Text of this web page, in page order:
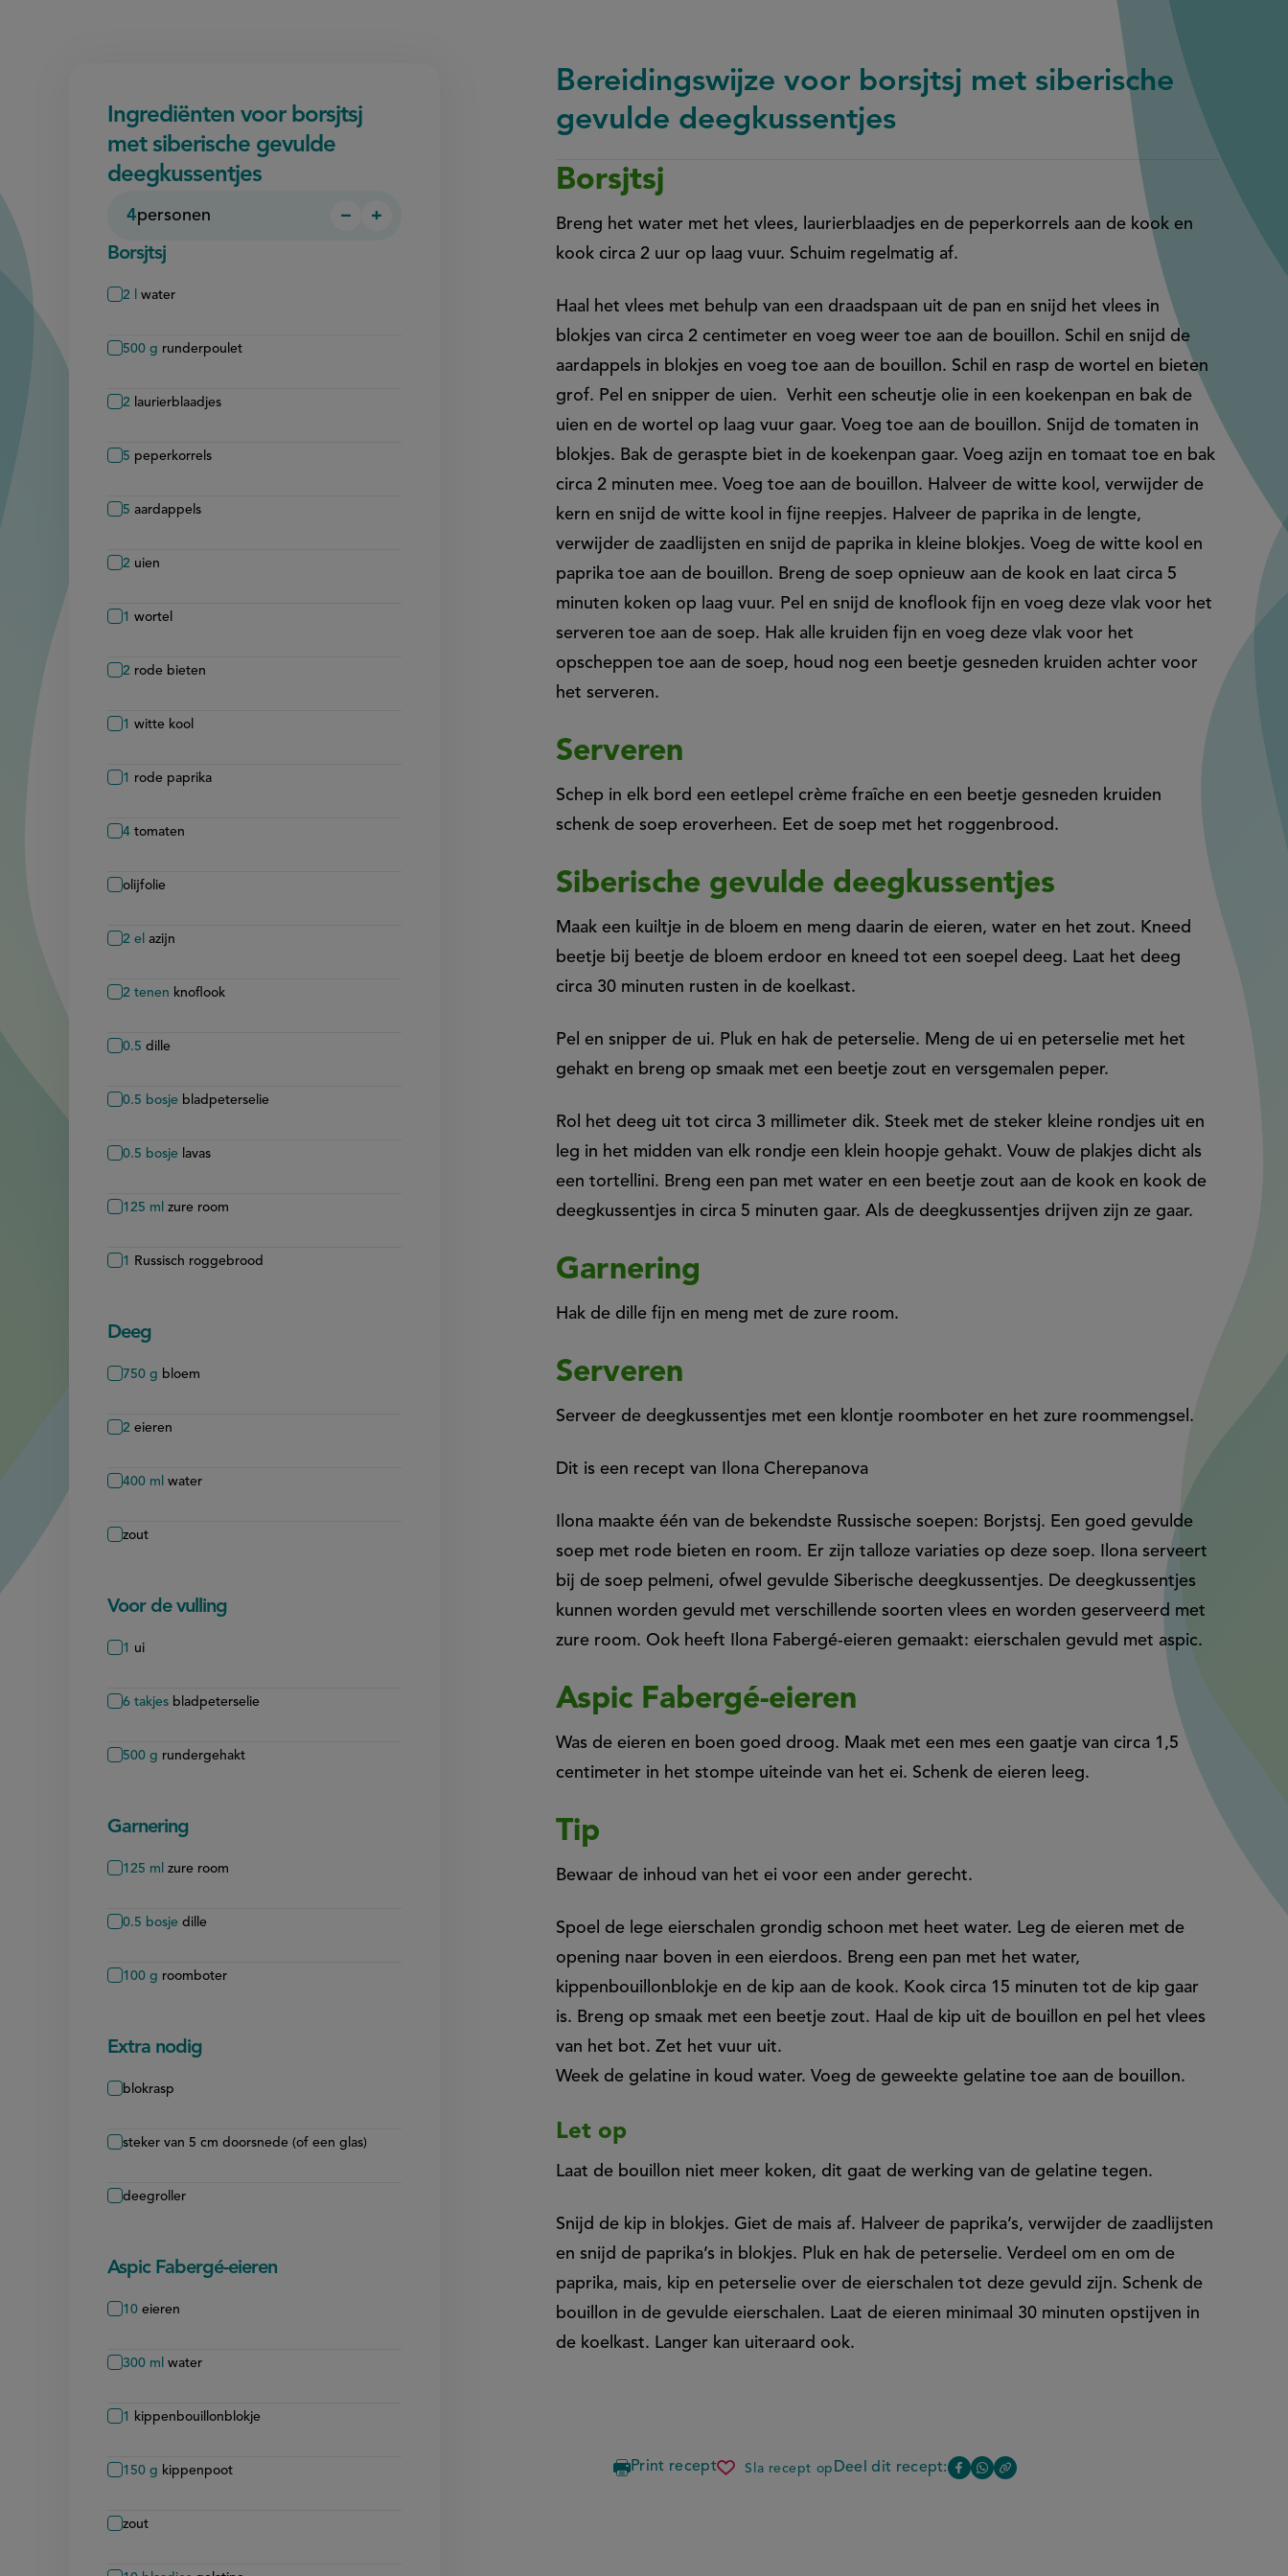
Ingrediënten voor borsjtsj
met siberische gevulde
deegkussentjes
4personen
Persoon
−
Persoon
+
Borsjtsj
2 water
500 g runderpoulet
2 laurierblaadjes
5 peperkorrels
5 aardappels
2 uien
1 wortel
2 rode bieten
1 witte kool
1 rode paprika
4 tomaten
olijfolie
2 el azijn
2 tenen knoflook
0.5 dille
0.5 bosje bladpeterselie
0.5 bosje lavas
125 ml zure room
1 Russisch roggebrood
Deeg
750 g bloem
2 eieren
400 ml water
zout
Voor de vulling
1 ui
6 takjes bladpeterselie
500 g rundergehakt
Garnering
125 ml zure room
0.5 bosje dille
100 g roomboter
Extra nodig
blokrasp
steker van 5 cm doorsnede (of een glas)
deegroller
Aspic Fabergé-eieren
10 eieren
300 ml water
1 kippenbouillonblokje
150 g kippenpoot
zout
Bereidingswijze voor borsjtsj met siberische
gevulde deegkussentjes
Borsjtsj
Breng het water met het vlees, laurierblaadjes en de peperkorrels aan de kook en
kook circa 2 uur op laag vuur. Schuim regelmatig af.
Haal het vlees met behulp van een draadspaan uit de pan en snijd het vlees in
blokjes van circa 2 centimeter en voeg weer toe aan de bouillon. Schil en snijd de
aardappels in blokjes en voeg toe aan de bouillon. Schil en rasp de wortel en bieten
grof. Pel en snipper de uien. Verhit een scheutje olie in een koekenpan en bak de
uien en de wortel op laag vuur gaar. Voeg toe aan de bouillon. Snijd de tomaten in
blokjes. Bak de geraspte biet in de koekenpan gaar. Voeg azijn en tomaat toe en bak
circa 2 minuten mee. Voeg toe aan de bouillon. Halveer de witte kool, verwijder de
kern en snijd de witte kool in fijne reepjes. Halveer de paprika in de lengte,
verwijder de zaadlijsten en snijd de paprika in kleine blokjes. Voeg de witte kool en
paprika toe aan de bouillon. Breng de soep opnieuw aan de kook en laat circa 5
minuten koken op laag vuur. Pel en snijd de knoflook fijn en voeg deze vlak voor het
serveren toe aan de soep. Hak alle kruiden fijn en voeg deze vlak voor het
opscheppen toe aan de soep, houd nog een beetje gesneden kruiden achter voor
het serveren.
Serveren
Schep in elk bord een eetlepel crème fraîche en een beetje gesneden kruiden
schenk de soep eroverheen. Eet de soep met het roggenbrood.
Siberische gevulde deegkussentjes
Maak een kuiltje in de bloem en meng daarin de eieren, water en het zout. Kneed
beetje bij beetje de bloem erdoor en kneed tot een soepel deeg. Laat het deeg
circa 30 minuten rusten in de koelkast.
Pel en snipper de ui. Pluk en hak de peterselie. Meng de ui en peterselie met het
gehakt en breng op smaak met een beetje zout en versgemalen peper.
Rol het deeg uit tot circa 3 millimeter dik. Steek met de steker kleine rondjes uit en
leg in het midden van elk rondje een klein hoopje gehakt. Vouw de plakjes dicht als
een tortellini. Breng een pan met water en een beetje zout aan de kook en kook de
deegkussentjes in circa 5 minuten gaar. Als de deegkussentjes drijven zijn ze gaar.
Garnering
Hak de dille fijn en meng met de zure room.
Serveren
Serveer de deegkussentjes met een klontje roomboter en het zure roommengsel.
Dit is een recept van Ilona Cherepanova
Ilona maakte één van de bekendste Russische soepen: Borjstsj. Een goed gevulde
soep met rode bieten en room. Er zijn talloze variaties op deze soep. Ilona serveert
bij de soep pelmeni, ofwel gevulde Siberische deegkussentjes. De deegkussentjes
kunnen worden gevuld met verschillende soorten vlees en worden geserveerd met
zure room. Ook heeft Ilona Fabergé-eieren gemaakt: eierschalen gevuld met aspic.
Aspic Fabergé-eieren
Was de eieren en boen goed droog. Maak met een mes een gaatje van circa 1,5
centimeter in het stompe uiteinde van het ei. Schenk de eieren leeg.
Tip
Bewaar de inhoud van het ei voor een ander gerecht.
Spoel de lege eierschalen grondig schoon met heet water. Leg de eieren met de
opening naar boven in een eierdoos. Breng een pan met het water,
kippenbouillonblokje en de kip aan de kook. Kook circa 15 minuten tot de kip gaar
is. Breng op smaak met een beetje zout. Haal de kip uit de bouillon en pel het vlees
van het bot. Zet het vuur uit.
Week de gelatine in koud water. Voeg de geweekte gelatine toe aan de bouillon.
Let op
Laat de bouillon niet meer koken, dit gaat de werking van de gelatine tegen.
Snijd de kip in blokjes. Giet de mais af. Halveer de paprika’s, verwijder de zaadlijsten
en snijd de paprika’s in blokjes. Pluk en hak de peterselie. Verdeel om en om de
paprika, mais, kip en peterselie over de eierschalen tot deze gevuld zijn. Schenk de
bouillon in de gevulde eierschalen. Laat de eieren minimaal 30 minuten opstijven in
de koelkast. Langer kan uiteraard ook.
Print recept Sla recept op
borsjtsj
Deel dit recept:
DeelDeelCopy